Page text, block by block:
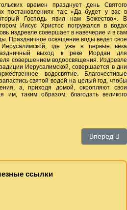
времен празднует день Святого
постановлениях так: «Да будет у вас в
Господь явил нам Божество». В
Иисус Христос погружался в водах
издревле совершает в навечерие и в сам
Праздничное освящение воды ведет свое
где уже в первые века
выход к реке Иордан для
совершением водоосвящения. Издревле
Иерусалимской, совершается в дни
водосвятие. Благочестивые
святой водой на целый год, чтобы
а, приходя домой, окропляют свои
им, таким образом, благодать великого
Вперед
ссылки